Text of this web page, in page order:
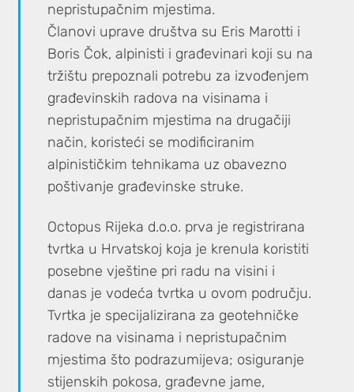
nepristupačnim mjestima.
Članovi uprave društva su Eris Marotti i
Boris Čok, alpinisti i građevinari koji su na
tržištu prepoznali potrebu za izvođenjem
građevinskih radova na visinama i
nepristupačnim mjestima na drugačiji
način, koristeći se modificiranim
alpinističkim tehnikama uz obavezno
poštivanje građevinske struke.
Octopus Rijeka d.o.o. prva je registrirana
tvrtka u Hrvatskoj koja je krenula koristiti
posebne vještine pri radu na visini i
danas je vodeća tvrtka u ovom području.
Tvrtka je specijalizirana za geotehničke
radove na visinama i nepristupačnim
mjestima što podrazumijeva; osiguranje
stijenskih pokosa, građevne jame,